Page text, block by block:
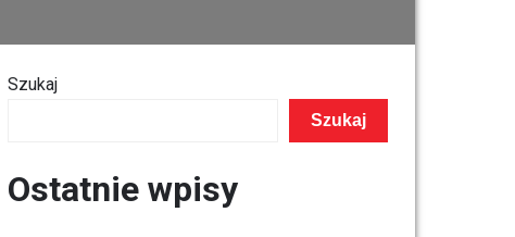
Szukaj
Szukaj
Ostatnie wpisy